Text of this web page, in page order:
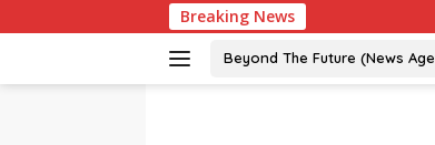
ke
Breaking News
Beyond The Future (News